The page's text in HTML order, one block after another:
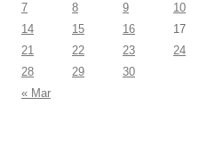
7
8 9 10
14
15 16 17
21
22 23 24
28
29
30
« Mar